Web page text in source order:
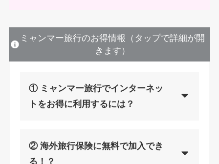
ミャンマー旅行のお得情報（タップで詳細が開
きます）
① ミャンマー旅行でインターネッ
トをお得に利用するには？
② 海外旅行保険に無料で加入でき
る！？